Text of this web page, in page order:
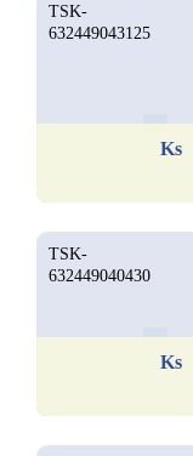
TSK-
632449043125
Ks
TSK-
632449040430
Ks